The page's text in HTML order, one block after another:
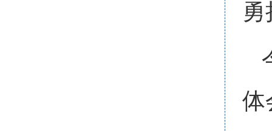
体